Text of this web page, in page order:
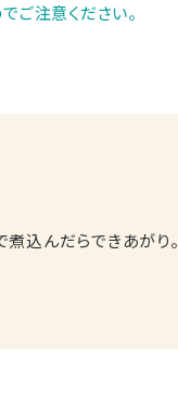
ご注意ください。
込んだらできあがり。